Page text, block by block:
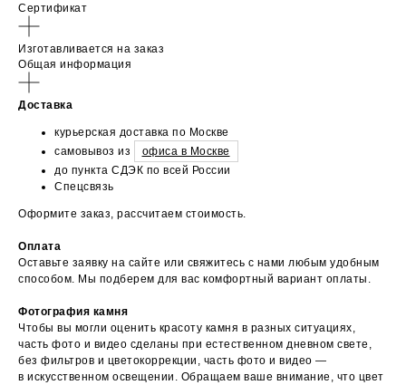
Сертификат
Изготавливается на заказ
Общая информация
Доставка
курьерская доставка по Москве
самовывоз из
офиса в Москве
до пункта СДЭК по всей России
Спецсвязь
Оформите заказ, рассчитаем стоимость.
Оплата
Оставьте заявку на сайте или свяжитесь с нами любым удобным
способом. Мы подберем для вас комфортный вариант оплаты.
Фотография камня
Чтобы вы могли оценить красоту камня в разных ситуациях,
часть фото и видео сделаны при естественном дневном свете,
без фильтров и цветокоррекции, часть фото и видео —
в искусственном освещении. Обращаем ваше внимание, что цвет